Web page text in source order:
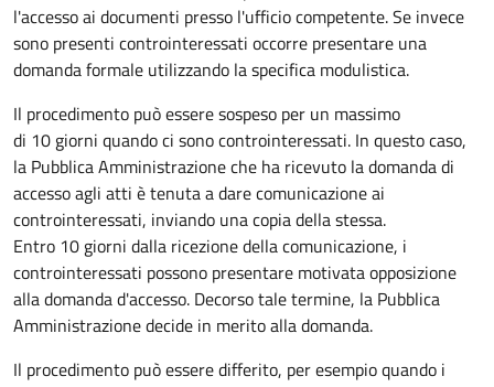
l'accesso ai documenti presso l'ufficio competente. Se invece
sono presenti controinteressati occorre presentare una
domanda formale utilizzando la specifica modulistica.
Il procedimento può essere sospeso per un massimo
di 10 giorni quando ci sono controinteressati. In questo caso,
la Pubblica Amministrazione che ha ricevuto la domanda di
accesso agli atti è tenuta a dare comunicazione ai
controinteressati, inviando una copia della stessa.
Entro 10 giorni dalla ricezione della comunicazione, i
controinteressati possono presentare motivata opposizione
alla domanda d'accesso. Decorso tale termine, la Pubblica
Amministrazione decide in merito alla domanda.
Il procedimento può essere differito, per esempio quando i